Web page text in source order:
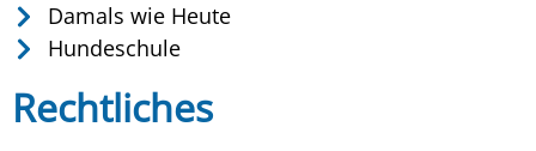
Damals wie Heute
Hundeschule
Rechtliches